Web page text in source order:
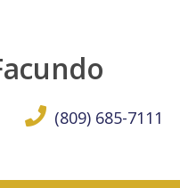
(809) 685-7111